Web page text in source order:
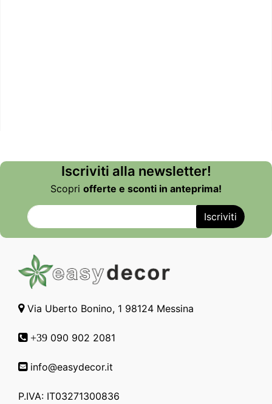
Iscriviti alla newsletter!
Scopri offerte e sconti in anteprima!
Via Uberto Bonino, 1 98124 Messina
+39 090 902 2081
info@easydecor.it
P.IVA: IT03271300836